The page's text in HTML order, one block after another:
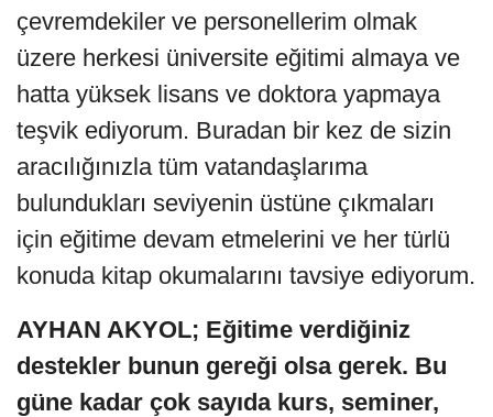
çevremdekiler ve personellerim olmak
üzere herkesi üniversite eğitimi almaya ve
hatta yüksek lisans ve doktora yapmaya
teşvik ediyorum. Buradan bir kez de sizin
aracılığınızla tüm vatandaşlarıma
bulundukları seviyenin üstüne çıkmaları
için eğitime devam etmelerini ve her türlü
konuda kitap okumalarını tavsiye ediyorum.
AYHAN AKYOL; Eğitime verdiğiniz
destekler bunun gereği olsa gerek. Bu
güne kadar çok sayıda kurs, seminer,